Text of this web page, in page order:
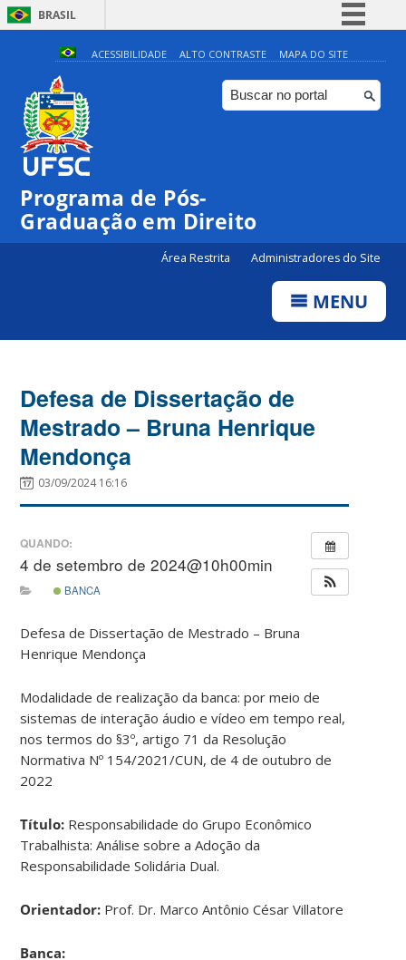
BRASIL
Simplifique!
Comunica BR
Participe
ACESSIBILIDADE ALTO CONTRASTE MAPA DO SITE
Programa de Pós-
Graduação em Direito
Área Restrita Administradores do Site
MENU
Defesa de Dissertação de
Mestrado – Bruna Henrique
Mendonça
03/09/2024 16:16
QUANDO:
4 de setembro de 2024@10h00min
BANCA
Defesa de Dissertação de Mestrado – Bruna
Henrique Mendonça
Modalidade de realização da banca: por meio de
sistemas de interação áudio e vídeo em tempo real,
nos termos do §3º, artigo 71 da Resolução
Normativa Nº 154/2021/CUN, de 4 de outubro de
2022
Título: Responsabilidade do Grupo Econômico
Trabalhista: Análise sobre a Adoção da
Responsabilidade Solidária Dual.
Orientador: Prof. Dr. Marco Antônio César Villatore
Banca: